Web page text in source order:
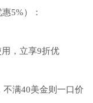
5%）：
，立享9折优
满40美金则一口价